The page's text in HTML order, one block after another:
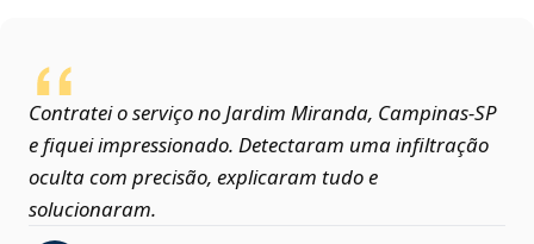
Contratei o serviço no Jardim Miranda, Campinas‑SP
e fiquei impressionado. Detectaram uma infiltração
oculta com precisão, explicaram tudo e
solucionaram.